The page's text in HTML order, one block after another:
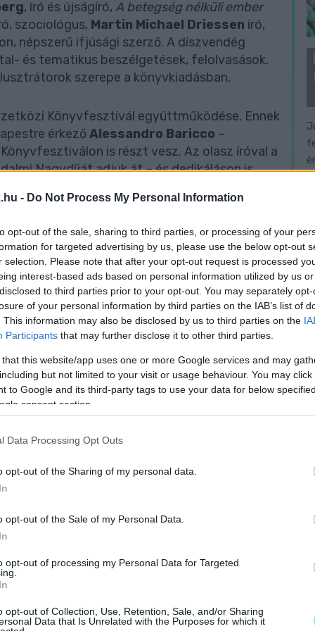
- Do Not Process My Personal Information
opt-out of the sale, sharing to third parties, or processing of your
for targeted advertising by us, please use the below opt-out
selection. Please note that after your opt-out request is processed
interest-based ads based on personal information utilized by us
to third parties prior to your opt-out. You may separately
of your personal information by third parties on the IAB’s list of
This information may also be disclosed by us to third parties on the
Participants that may further disclose it to other third parties.
that this website/app uses one or more Google services and may
but not limited to your visit or usage behaviour. You may
to Google and its third-party tags to use your data for below
consent section.
Data Processing Opt Outs
opt-out of the Sharing of my personal data.
opt-out of the Sale of my Personal Data.
opt-out of processing my Personal Data for Targeted
opt-out of Collection, Use, Retention, Sale, and/or Sharing
Data that Is Unrelated with the Purposes for which it
, író és újságíró, A betegség nélküli ember
szociológus, Martin Michael Driessen író,
népszerű ifjúsági szerző. A díszvendég
és tematikus beszélgetések, felolvasások.
szerepe a könyvkiadásban.
Könyvfesztivál együttműködése. Ennek
érkező Alessandro Baricco –
is részt vesz. Az olasz íróval a
Nagydíját adjuk át – és dedikáláson is
elsősorban a
de kulturális műsorok televíziós
is ismert, 14 könyve érhető el magyarul.
című non-fiction könyve az írás és a
fel. A 2023 őszén megjelenő, A játék
visszatér ehhez a témához, kiterjesztve
gondolkodásra és általában a
Hollandia